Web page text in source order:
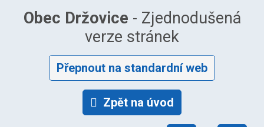
Obec Držovice - Zjednodušená
verze stránek
Přepnout na standardní web
Zpět na úvod